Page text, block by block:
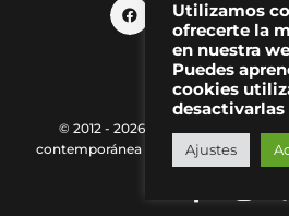
© 2012 - 2026 MAKMA | Revista de
contemporánea |
Política de
Utilizamos
ofrecerte la
en nuestra
Puedes
cookies
desactivarlas
Ajustes